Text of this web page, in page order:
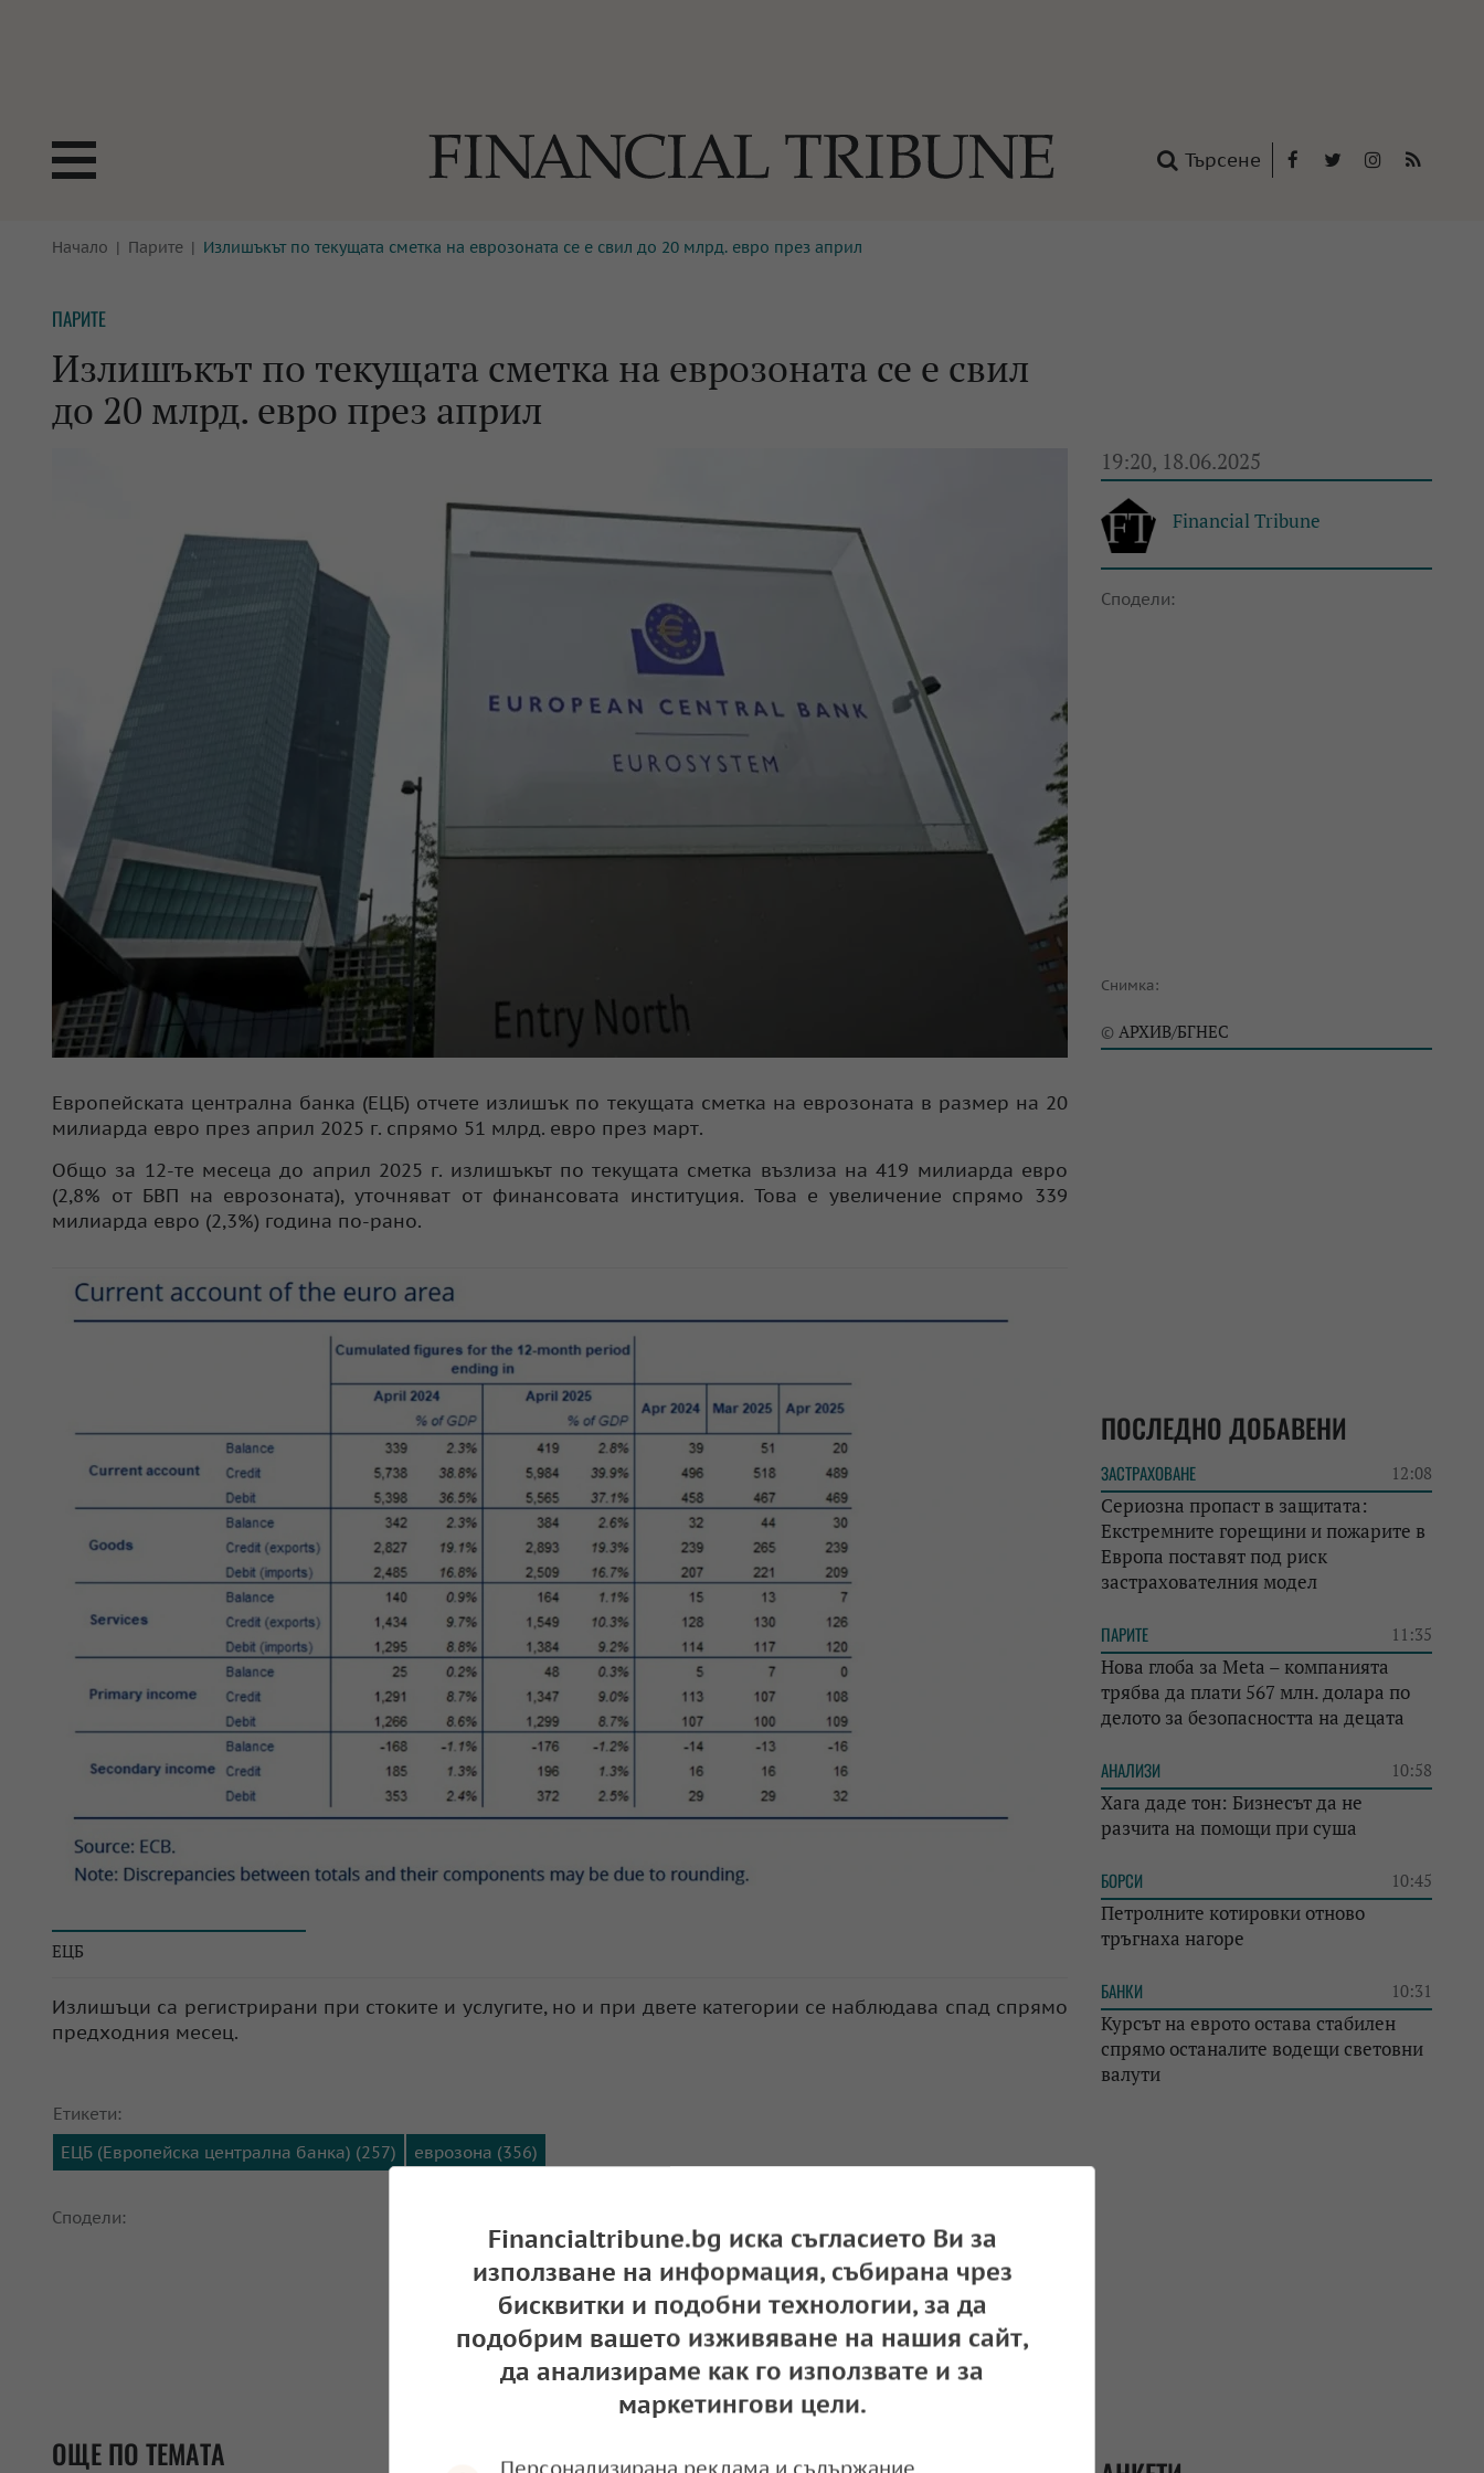
Търсене
БОРСИ
КРИПТО
БАНКИ
ПАРИТЕ
ЗАСТРАХОВАНЕ
ТЕХНОЛОГИИ
ИМОТИ
АВТОМОБИЛИ
За нас
Начало Парите Излишъкът по текущата сметка на еврозоната се е свил до 20 млрд. евро през април
ПАРИТЕ
Излишъкът по текущата сметка на еврозоната се е свил
до 20 млрд. евро през април
19:20, 18.06.2025
Financial Tribune
Сподели:
Снимка:
© АРХИВ/БГНЕС
Европейската централна банка (ЕЦБ) отчете излишък по текущата сметка на еврозоната в размер на 20
милиарда евро през април 2025 г. спрямо 51 млрд. евро през март.
Общо за 12-те месеца до април 2025 г. излишъкът по текущата сметка възлиза на 419 милиарда евро
(2,8% от БВП на еврозоната), уточняват от финансовата институция. Това е увеличение спрямо 339
милиарда евро (2,3%) година по-рано.
ЕЦБ
Излишъци са регистрирани при стоките и услугите, но и при двете категории се наблюдава спад спрямо
предходния месец.
Етикети:
ЕЦБ (Европейска централна банка) (257)
еврозона (356)
Сподели:
ОЩЕ ПО ТЕМАТА
ПОСЛЕДНО ДОБАВЕНИ
ЗАСТРАХОВАНЕ 12:08
Сериозна пропаст в защитата:
Екстремните горещини и пожарите в
Европа поставят под риск
застрахователния модел
ПАРИТЕ 11:35
Нова глоба за Meta – компанията
трябва да плати 567 млн. долара по
делото за безопасността на децата
АНАЛИЗИ 10:58
Хага даде тон: Бизнесът да не
разчита на помощи при суша
БОРСИ 10:45
Петролните котировки отново
тръгнаха нагоре
БАНКИ 10:31
Курсът на еврото остава стабилен
спрямо останалите водещи световни
валути
Financialtribune.bg иска съгласието Ви за
използване на информация, събирана чрез
бисквитки и подобни технологии, за да
подобрим вашето изживяване на нашия сайт,
да анализираме как го използвате и за
маркетингови цели.